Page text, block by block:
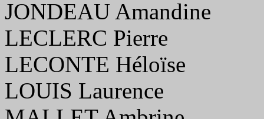
JONDEAU Amandine
LECLERC Pierre
LECONTE Héloïse
LOUIS Laurence